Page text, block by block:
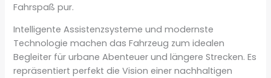
Fahrspaß pur.
Intelligente Assistenzsysteme und modernste
Technologie machen das Fahrzeug zum idealen
Begleiter für urbane Abenteuer und längere Strecken. Es
repräsentiert perfekt die Vision einer nachhaltigen